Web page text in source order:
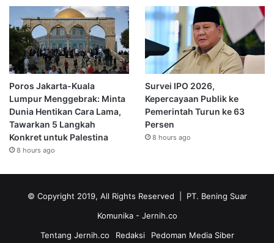
Poros Jakarta-Kuala
Lumpur Menggebrak: Minta
Dunia Hentikan Cara Lama,
Tawarkan 5 Langkah
Konkret untuk Palestina
8 hours ago
Survei IPO 2026,
Kepercayaan Publik ke
Pemerintah Turun ke 63
Persen
8 hours ago
© Copyright 2019, All Rights Reserved | PT. Bening Suar
Komunika - Jernih.co
Tentang Jernih.co
Redaksi Pedoman Media Siber